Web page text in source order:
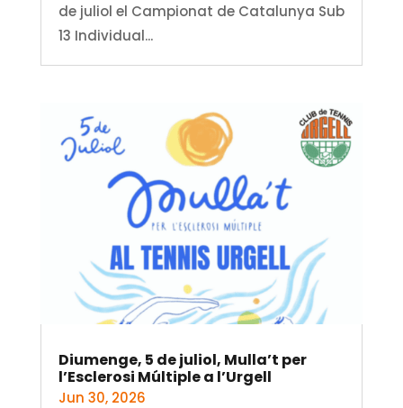
de juliol el Campionat de Catalunya Sub
13 Individual...
Diumenge, 5 de juliol, Mulla’t per
l’Esclerosi Múltiple a l’Urgell
Jun 30, 2026